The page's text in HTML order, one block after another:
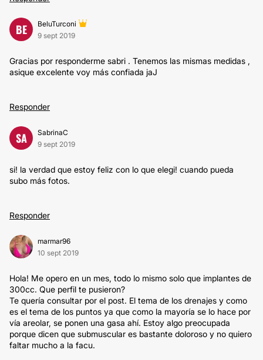
BE
BeluTurconi
9 sept 2019
Gracias por responderme sabri . Tenemos las mismas medidas ,
asique excelente voy más confiada jaJ
Responder
SA
SabrinaC
9 sept 2019
si! la verdad que estoy feliz con lo que elegi! cuando pueda
subo más fotos.
Responder
marmar96
10 sept 2019
Hola! Me opero en un mes, todo lo mismo solo que implantes de
300cc. Que perfil te pusieron?
Te quería consultar por el post. El tema de los drenajes y como
es el tema de los puntos ya que como la mayoría se lo hace por
vía areolar, se ponen una gasa ahí. Estoy algo preocupada
porque dicen que submuscular es bastante doloroso y no quiero
faltar mucho a la facu.